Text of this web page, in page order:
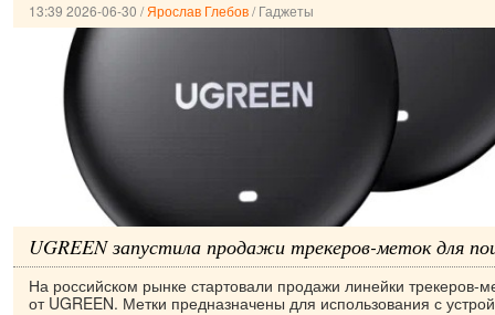
13:39 2026-06-30 /Ярослав Глебов/Гаджеты
UGREEN запустила продажи трекеров-меток для
На российском рынке стартовали продажи линейки трекеров-
от UGREEN. Метки предназначены для использования с